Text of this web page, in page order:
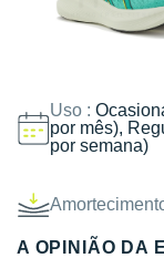
Uso :
por mês),
por semana)
A OPINIÃO DA